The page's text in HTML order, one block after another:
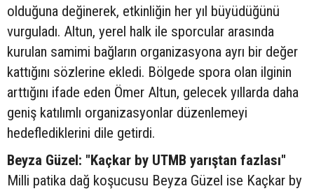
olduğuna değinerek, etkinliğin her yıl büyüdüğünü
vurguladı. Altun, yerel halk ile sporcular arasında
kurulan samimi bağların organizasyona ayrı bir değer
kattığını sözlerine ekledi. Bölgede spora olan ilginin
arttığını ifade eden Ömer Altun, gelecek yıllarda daha
geniş katılımlı organizasyonlar düzenlemeyi
hedeflediklerini dile getirdi.
Beyza Güzel: "Kaçkar by UTMB yarıştan fazlası"
Milli patika dağ koşucusu Beyza Güzel ise Kaçkar by